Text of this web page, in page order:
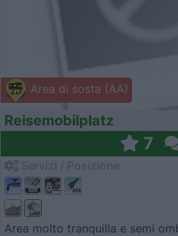
Area di sosta (AA)
Reisemobilplatz
7
Area molto tranquilla e semi